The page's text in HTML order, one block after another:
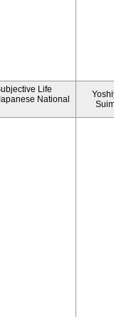
Life
National